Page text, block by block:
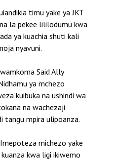
timu yake ya JKT
la pekee lililodumu kwa
ya kuachia shuti kali
nyavuni.
Said Ally
ya mchezo
kuibuka na ushindi wa
na wachezaji
tangu mpira ulipoanza.
michezo yake
kwa ligi ikiwemo